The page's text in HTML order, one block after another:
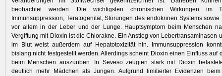
beobachtet werden. Die wichtigsten chronischen Wirkungen im
Immunsuppression, Teratogenität, Störungen des endokrinen Systems sowie
vor allem in der Leber und der Lunge. Hauptsymptom beim Menschen
Vergiftung mit Dioxin ist die Chlorakne. Ein Anstieg von Lebertransaminasen
im Blut weist außerdem auf Hepatotoxizität hin. Immunsuppression
bislang nicht festgestellt werden. Allerdings scheint Dioxin einen Einfluss auf
beim Menschen auszuüben: In Seveso zeugten stark mit Dioxin
deutlich mehr Mädchen als Jungen. Aufgrund limitierter Evidenzen